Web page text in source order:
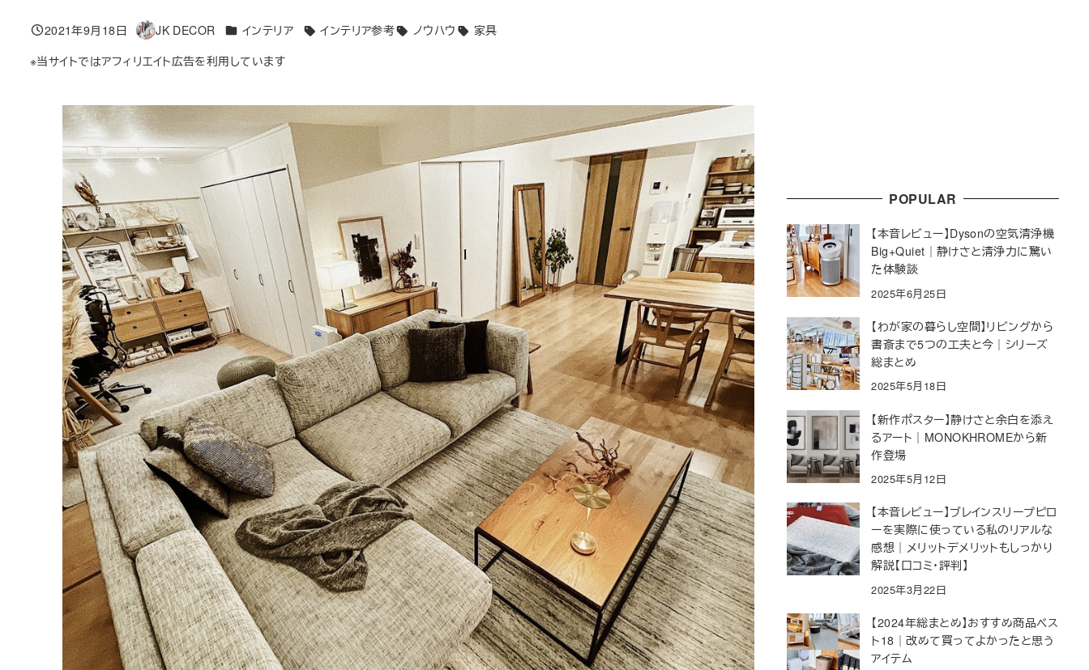
投稿日
2021年9月18日
著
者
JK DECOR カテゴリー
インテリア タグ インテリア参考 ノウハウ
家具
※当サイトではアフィリエイト広告を利用しています
POPULAR
【本音レビュー】Dysonの空気清浄機
Big+Quiet｜静けさと清浄力に驚い
た体験談
2025年6月25日
【わが家の暮らし空間】リビングから
書斎まで5つの工夫と今｜シリーズ
総まとめ
2025年5月18日
【新作ポスター】静けさと余白を添え
るアート｜MONOKHROMEから新
作登場
2025年5月12日
【本音レビュー】ブレインスリープピロ
ーを実際に使っている私のリアルな
感想｜メリットデメリットもしっかり
解説【口コミ・評判】
2025年3月22日
【2024年総まとめ】おすすめ商品ベス
ト18｜改めて買ってよかったと思う
アイテム